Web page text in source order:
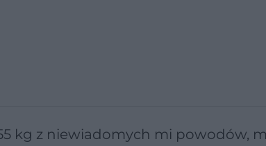
kg z niewiadomych mi powodów,